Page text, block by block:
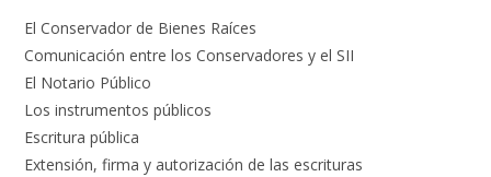
El Conservador de Bienes Raíces
Comunicación entre los Conservadores y el SII
El Notario Público
Los instrumentos públicos
Escritura pública
Extensión, firma y autorización de las escrituras